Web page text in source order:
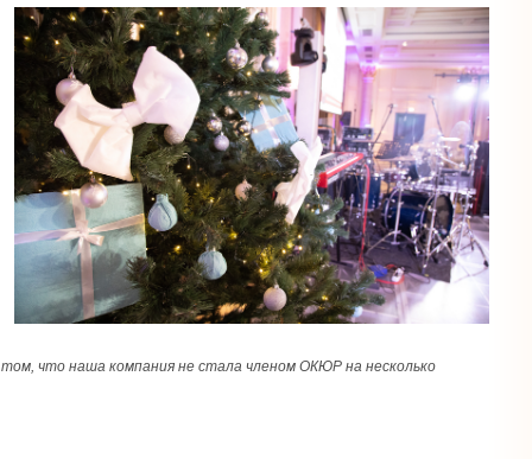
что наша компания не стала членом ОКЮР на несколько